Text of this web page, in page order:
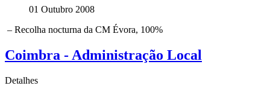
01 Outubro 2008
– Recolha nocturna da CM Évora, 100%
Coimbra - Administração Local
Detalhes